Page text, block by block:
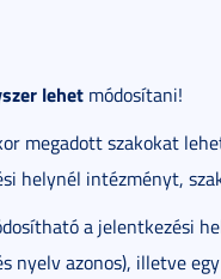
lehet módosítani!
megadott szakokat
helynél intézményt,
a jelentkezési
nyelv azonos), illetve